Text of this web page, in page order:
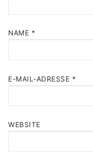
NAME *
E-MAIL-ADRESSE *
WEBSITE